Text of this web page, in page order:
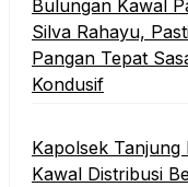
Bulungan Kawal
Silva Rahayu,
Pangan Tepat
Kondusif
Kapolsek Tanjung
Kawal Distribusi